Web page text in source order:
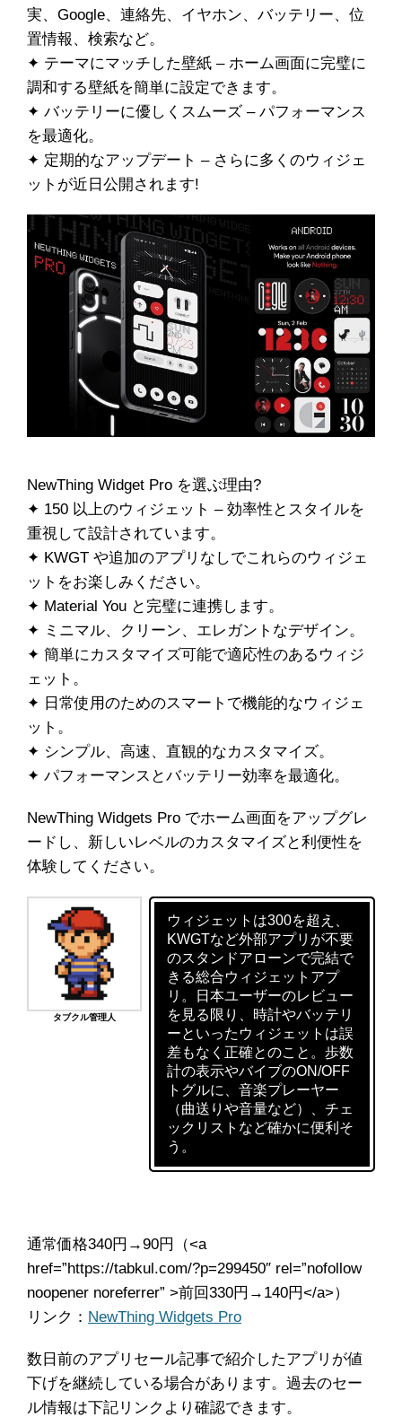
実、Google、連絡先、イヤホン、バッテリー、位
置情報、検索など。
✦ テーマにマッチした壁紙 – ホーム画面に完璧に
調和する壁紙を簡単に設定できます。
✦ バッテリーに優しくスムーズ – パフォーマンス
を最適化。
✦ 定期的なアップデート – さらに多くのウィジェ
ットが近日公開されます!
NewThing Widget Pro を選ぶ理由?
✦ 150 以上のウィジェット – 効率性とスタイルを
重視して設計されています。
✦ KWGT や追加のアプリなしでこれらのウィジェ
ットをお楽しみください。
✦ Material You と完璧に連携します。
✦ ミニマル、クリーン、エレガントなデザイン。
✦ 簡単にカスタマイズ可能で適応性のあるウィジ
ェット。
✦ 日常使用のためのスマートで機能的なウィジェ
ット。
✦ シンプル、高速、直観的なカスタマイズ。
✦ パフォーマンスとバッテリー効率を最適化。
NewThing Widgets Pro でホーム画面をアップグレ
ードし、新しいレベルのカスタマイズと利便性を
体験してください。
タブクル管理人
ウィジェットは300を超え、
KWGTなど外部アプリが不要
のスタンドアローンで完結で
きる総合ウィジェットアプ
リ。日本ユーザーのレビュー
を見る限り、時計やバッテリ
ーといったウィジェットは誤
差もなく正確とのこと。歩数
計の表示やバイブのON/OFF
トグルに、音楽プレーヤー
（曲送りや音量など）、チェ
ックリストなど確かに便利そ
う。
通常価格340円→90円（<a
href=”https://tabkul.com/?p=299450″ rel=”nofollow
noopener noreferrer” >前回330円→140円</a>）
リンク： NewThing Widgets Pro
数日前のアプリセール記事で紹介したアプリが値
下げを継続している場合があります。過去のセー
ル情報は下記リンクより確認できます。